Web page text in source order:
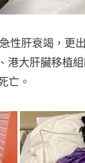
性肝衰竭，更
港大肝臟移植
亡。